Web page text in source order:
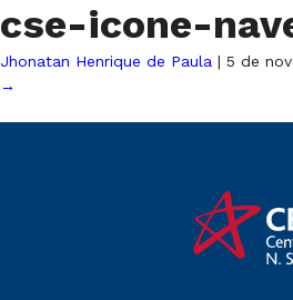
cse-icone-
Jhonatan Henrique de Paula | 5 de
→